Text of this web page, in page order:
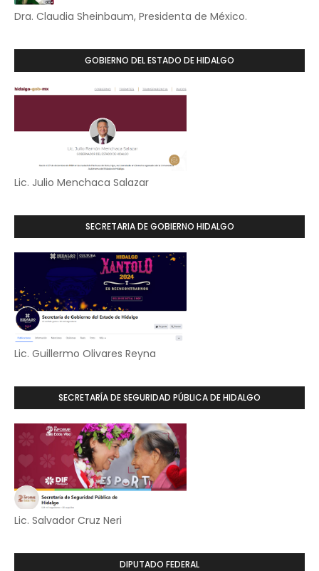
Dra. Claudia Sheinbaum, Presidenta de México.
GOBIERNO DEL ESTADO DE HIDALGO
Lic. Julio Menchaca Salazar
SECRETARIA DE GOBIERNO HIDALGO
Lic. Guillermo Olivares Reyna
SECRETARÍA DE SEGURIDAD PÚBLICA DE HIDALGO
Lic. Salvador Cruz Neri
DIPUTADO FEDERAL